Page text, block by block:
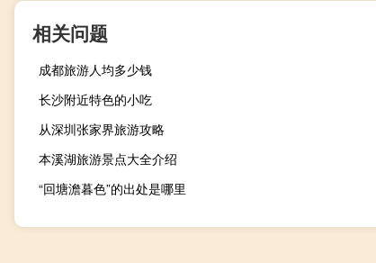
相关问题
成都旅游人均多少钱
长沙附近特色的小吃
从深圳张家界旅游攻略
本溪湖旅游景点大全介绍
“回塘澹暮色”的出处是哪里